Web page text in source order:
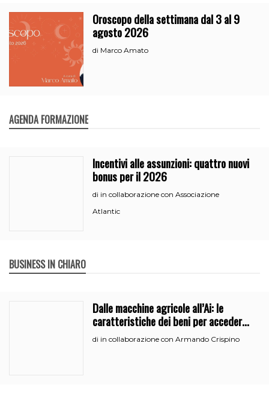
Oroscopo della settimana dal 3 al 9
agosto 2026
di Marco Amato
AGENDA FORMAZIONE
Incentivi alle assunzioni: quattro nuovi
bonus per il 2026
di in collaborazione con Associazione
Atlantic
BUSINESS IN CHIARO
Dalle macchine agricole all’Ai: le
caratteristiche dei beni per accedere
all’iperammortamento
di in collaborazione con Armando Crispino